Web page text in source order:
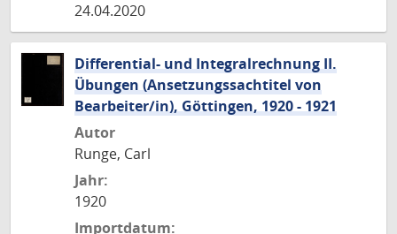
24.04.2020
Differential- und Integralrechnung II.
Übungen (Ansetzungssachtitel von
Bearbeiter/in), Göttingen, 1920 - 1921
Autor
Runge, Carl
Jahr:
1920
Importdatum: